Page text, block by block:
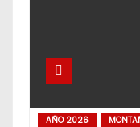
AÑO 2026